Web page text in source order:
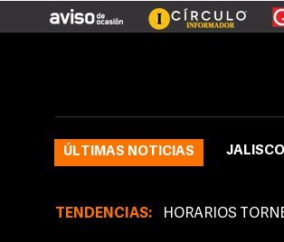
ÚLTIMAS NOTICIAS JALISCO
TENDENCIAS: HORARIOS